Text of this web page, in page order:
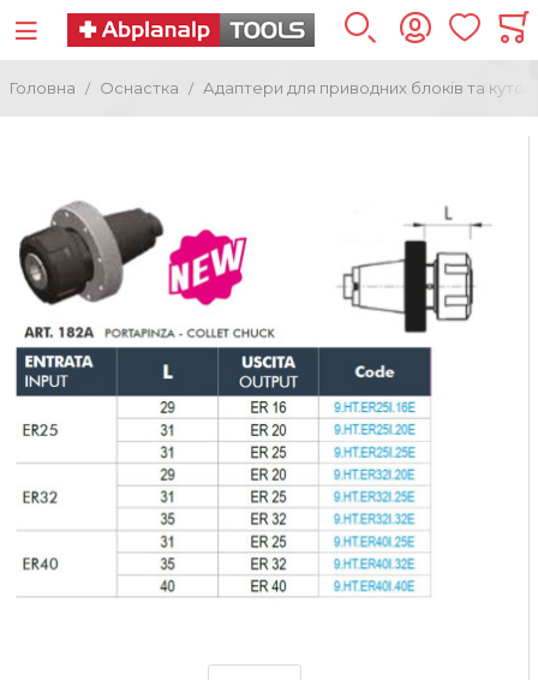
Головна Оснастка Адаптери для приводних блоків та